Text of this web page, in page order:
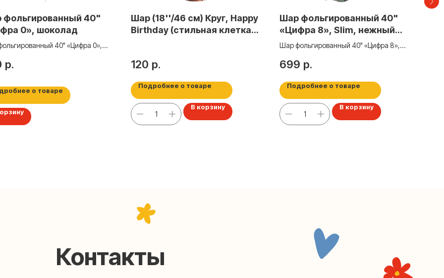
фольгированный 40"
0», шоколад
40" «Цифра 0»,
р.
о товаре
Шар (18''/46 см) Круг, Happy
Birthday (стильная клетка),
120 р.
Подробнее о товаре
В корзину
Шар фольгированный 40"
«Цифра 8», Slim, нежный
паттерн
Шар фольгированный 40" «Цифра 8»,
699 р.
Подробнее о товаре
В корзину
help@upakovali.online